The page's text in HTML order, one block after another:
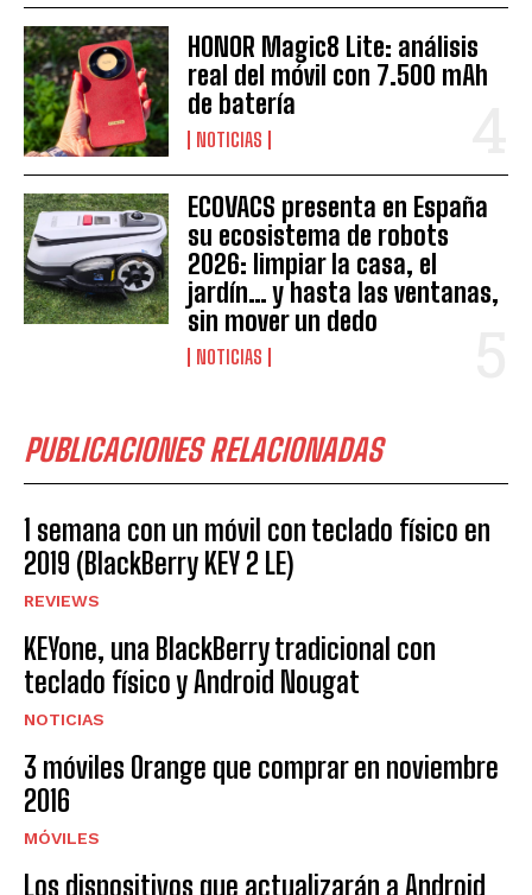
HONOR Magic8 Lite: análisis
real del móvil con 7.500 mAh
de batería
NOTICIAS
ECOVACS presenta en España
su ecosistema de robots
2026: limpiar la casa, el
jardín… y hasta las ventanas,
sin mover un dedo
NOTICIAS
PUBLICACIONES RELACIONADAS
1 semana con un móvil con teclado físico en
2019 (BlackBerry KEY 2 LE)
REVIEWS
KEYone, una BlackBerry tradicional con
teclado físico y Android Nougat
NOTICIAS
3 móviles Orange que comprar en noviembre
2016
MÓVILES
Los dispositivos que actualizarán a Android